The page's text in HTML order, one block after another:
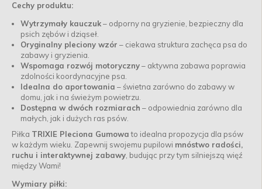
Cechy produktu:
Wytrzymały kauczuk– odporny na gryzienie, bezpieczny dla
psich zębów i dziąseł.
Oryginalny pleciony wzór – ciekawa struktura zachęca psa do
zabawy i gryzienia.
Wspomaga rozwój motoryczny– aktywna zabawa poprawia
zdolności koordynacyjne psa.
Idealna do aportowania – świetna zarówno do zabawy w
domu, jak i na świeżym powietrzu.
Dostępna w dwóch rozmiarach – odpowiednia zarówno dla
małych, jak i dużych ras psów.
Piłka TRIXIE Pleciona Gumowato idealna propozycja dla psów
w każdym wieku. Zapewnij swojemu pupilowi mnóstwo radości,
ruchu i interaktywnej zabawy , budując przy tym silniejszą więź
między Wami!
Wymiary piłki: